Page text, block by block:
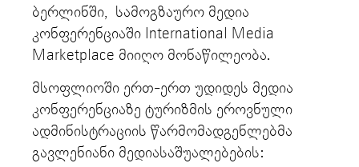
ბერლინში, სამოგზაურო მედია
კონფერენციაში International Media
Marketplace მიიღო მონაწილეობა.
მსოფლიოში ერთ-ერთ უდიდეს მედია
კონფერენციაზე ტურიზმის ეროვნული
ადმინისტრაციის წარმომადგენლებმა
გავლენიანი მედიასაშუალებების: